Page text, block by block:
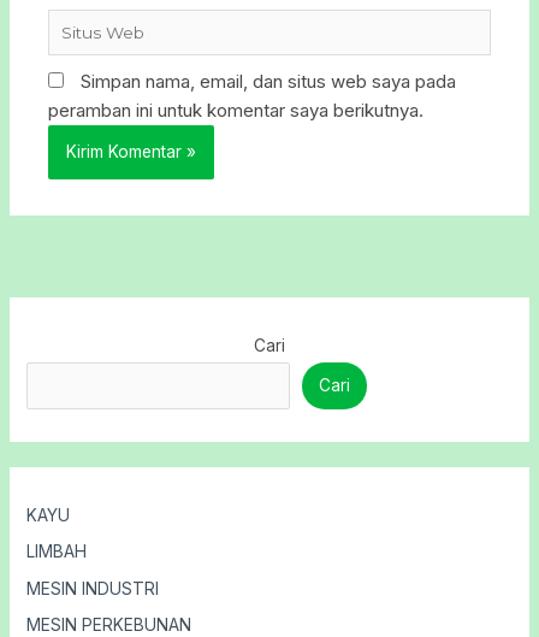
Cari
Cari
KAYU
LIMBAH
MESIN INDUSTRI
MESIN PERKEBUNAN
Situs
Web
Simpan nama, email, dan situs web saya pada
peramban ini untuk komentar saya berikutnya.